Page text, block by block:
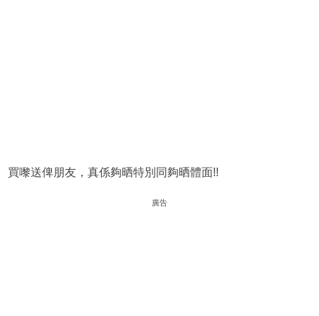
買嚟送俾朋友，真係夠晒特別同夠晒體面!!
廣告